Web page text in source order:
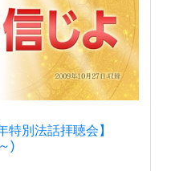
特別法話拝聴会】
)